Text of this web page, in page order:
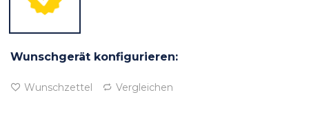
Wunschgerät konfigurieren:
Wunschzettel Vergleichen